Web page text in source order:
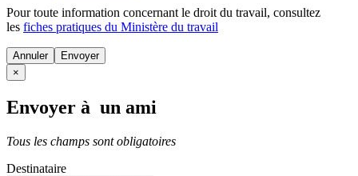
Pour toute information concernant le droit du travail, consultez
les fiches pratiques du Ministère du travail
Annuler
×
Envoyer à un ami
Tous les champs sont obligatoires
Destinataire